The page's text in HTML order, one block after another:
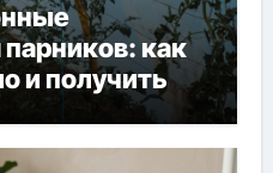
как
и получить